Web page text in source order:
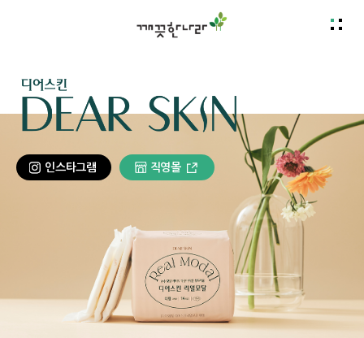
인스타그램 직영몰